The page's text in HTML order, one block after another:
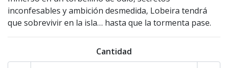
inconfesables y ambición desmedida, Lobeira tendrá
que sobrevivir en la isla… hasta que la tormenta pase.
Cantidad